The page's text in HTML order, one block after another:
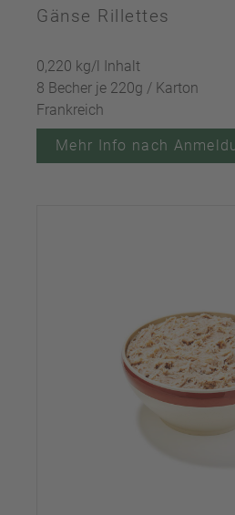
Gänse Rillettes
0,220 kg/l Inhalt
8 Becher je 220g / Karton
Frankreich
Mehr Info nach